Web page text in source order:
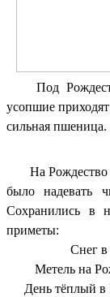
Под
усопшие приходят
сильная пшеница.
На Рождество
было надевать
Сохранились в
приметы:
Снег в
Метель на
День тёплый в